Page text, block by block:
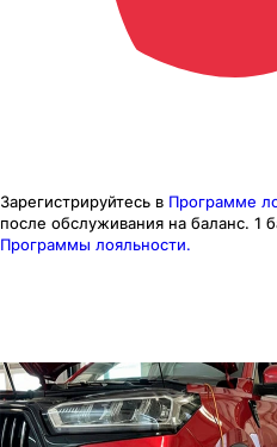
Зарегистрируйтесь в Программе
после обслуживания на баланс. 1
Программы лояльности.